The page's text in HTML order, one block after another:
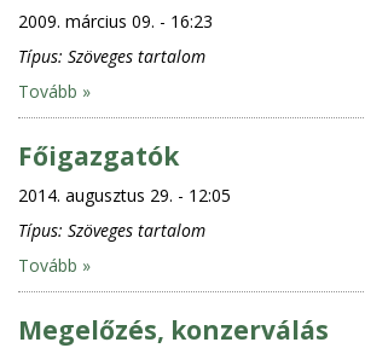
2009. március 09. - 16:23
Típus: Szöveges tartalom
Tovább »
Főigazgatók
2014. augusztus 29. - 12:05
Típus: Szöveges tartalom
Tovább »
Megelőzés, konzerválás